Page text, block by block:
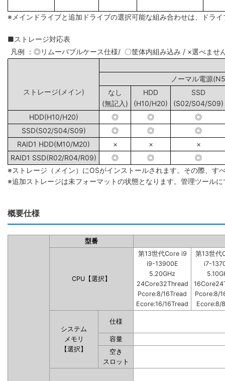
※メインドライブと追加ドライブの選択可能な組み合わせは、ドラ
■ストレージ対応表
凡例 ：◎リムーバブルケース仕様/ 〇筐体内組み込み / ×選べませ
ノーマル電源
ストレージ(メイン)
なし
(無記入)
HDD
(H10/H20)
SSD
(S02/S04/S09)
HDD(H10/H20)
◎ ◎
◎
SSD(S02/S04/S09)
◎ ◎
◎
RAID1 HDD(M10/M20)
× ×
×
RAID1 SSD(R02/R04/R09)
◎ ◎
◎
※ストレージ（メイン）にOSがインストールされます。その際、す
※追加ストレージは未フォーマットの状態となります。管理ツール
概要仕様
型番
CPU【選択】
第13世代Core i9
i9-13900E
5.20GHz
24Core32Thread
Pcore:8/16Tread
Ecore:16/16Tread
第13世代
i7-
Pcore:8/
Ecore:8/
システム
メモリ
【選択】
仕様
容量
空き
スロット